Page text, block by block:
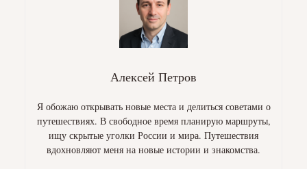
Алексей Петров
Я обожаю открывать новые места и делиться советами о
путешествиях. В свободное время планирую маршруты,
ищу скрытые уголки России и мира. Путешествия
вдохновляют меня на новые истории и знакомства.